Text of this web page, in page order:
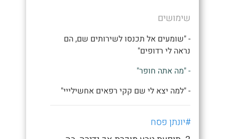
שימושים
- "שומעים אל תכנסו לשירותים שם, הם
נראה לי רדופים"
- "מה אתה חופר"
- "למה יצא לי שם קקי רפאים אחשילייי"
#יונתן פסח